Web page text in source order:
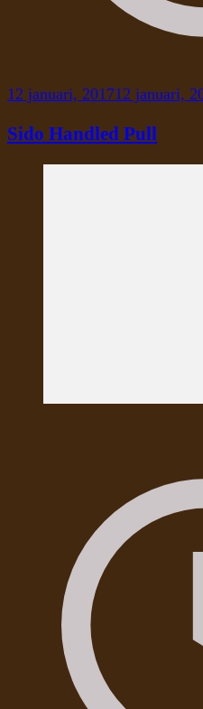
12 januari, 201712 januari,
Sido Handled Pull